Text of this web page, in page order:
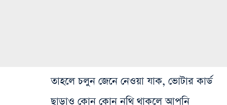
তাহলে চলুন জেনে নেওয়া যাক, ভোটার কার্ড
ছাড়াও কোন কোন নথি থাকলে আপনি